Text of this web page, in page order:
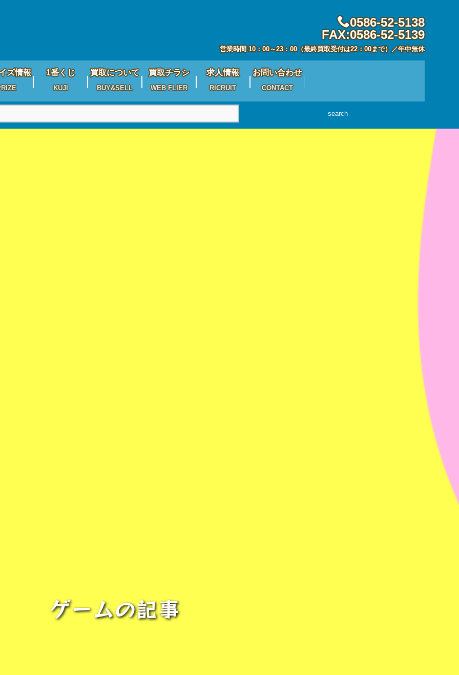
0586-52-5138
FAX:0586-52-5139
営業時間 10：00～23：00（最終買取受付は22：00まで）／年中無休
ズ情報 1番くじ
KUJI
買取について
BUY&SELL
買取チラシ
WEB FLIER
求人情報
RICRUIT
お問い合わせ
CONTACT
search
ゲームの記事